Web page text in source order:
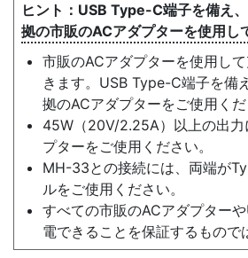
USB Type-C端子を備え
拠の市販のACアダプターを使用し
市販のACアダプターを使用し
きます。USB Type-C端子を備
拠のACアダプターをご使用くだ
45W（20V/2.25A）以上の出力
プターをご使用ください。
MH-33との接続には、両端が
ルをご使用ください。
すべての市販のACアダプター
電できることを保証するもので